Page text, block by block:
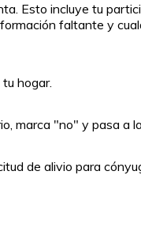
Esto incluye tu
faltante y
hogar.
marca "no" y pasa a
de alivio para